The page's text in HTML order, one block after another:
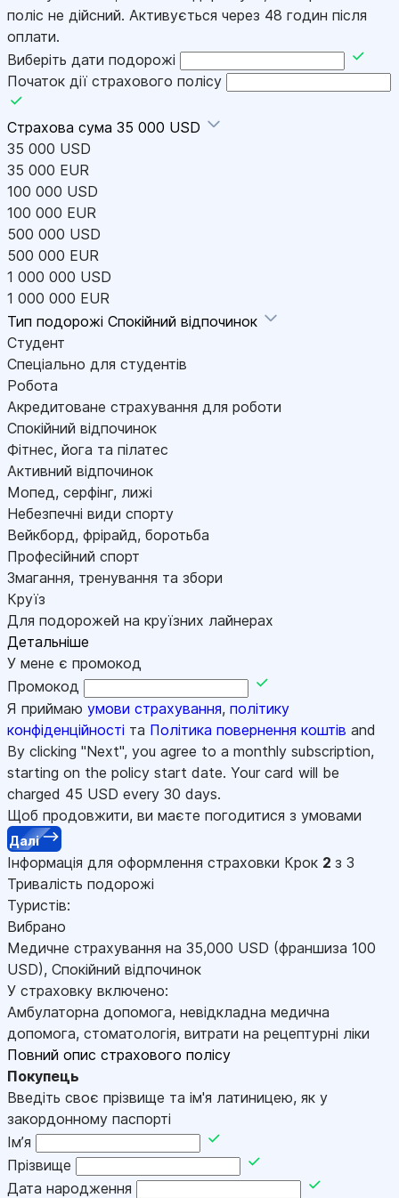
поліс не дійсний. Активується через 48 годин після
оплати.
Виберіть дати подорожі
Початок дії страхового полісу
Страхова сума 35 000 USD
35 000 USD
35 000 EUR
100 000 USD
100 000 EUR
500 000 USD
500 000 EUR
1 000 000 USD
1 000 000 EUR
Тип подорожі Спокійний відпочинок
Студент
Спеціально для студентів
Робота
Акредитоване страхування для роботи
Спокійний відпочинок
Фітнес, йога та пілатес
Активний відпочинок
Мопед, серфінг, лижі
Небезпечні види спорту
Вейкборд, фрірайд, боротьба
Професійний спорт
Змагання, тренування та збори
Круїз
Для подорожей на круїзних лайнерах
Детальніше
У мене є промокод
Промокод
Я приймаю умови страхування, політику
конфіденційності та Політика повернення коштів and
By clicking "Next", you agree to a monthly subscription,
starting on the policy start date. Your card will be
charged 45 USD every 30 days.
Щоб продовжити, ви маєте погодитися з умовами
Далі
Інформація для оформлення страховки Крок 2 з 3
Тривалість подорожі
Туристів:
Вибрано
Медичне страхування на 35,000 USD (франшиза 100
USD), Спокійний відпочинок
У страховку включено:
Амбулаторна допомога, невідкладна медична
допомога, стоматологія, витрати на рецептурні ліки
Повний опис страхового полісу
Покупець
Введіть своє прізвище та ім'я латиницею, як у
закордонному паспорті
Імʼя
Прізвище
Дата народження